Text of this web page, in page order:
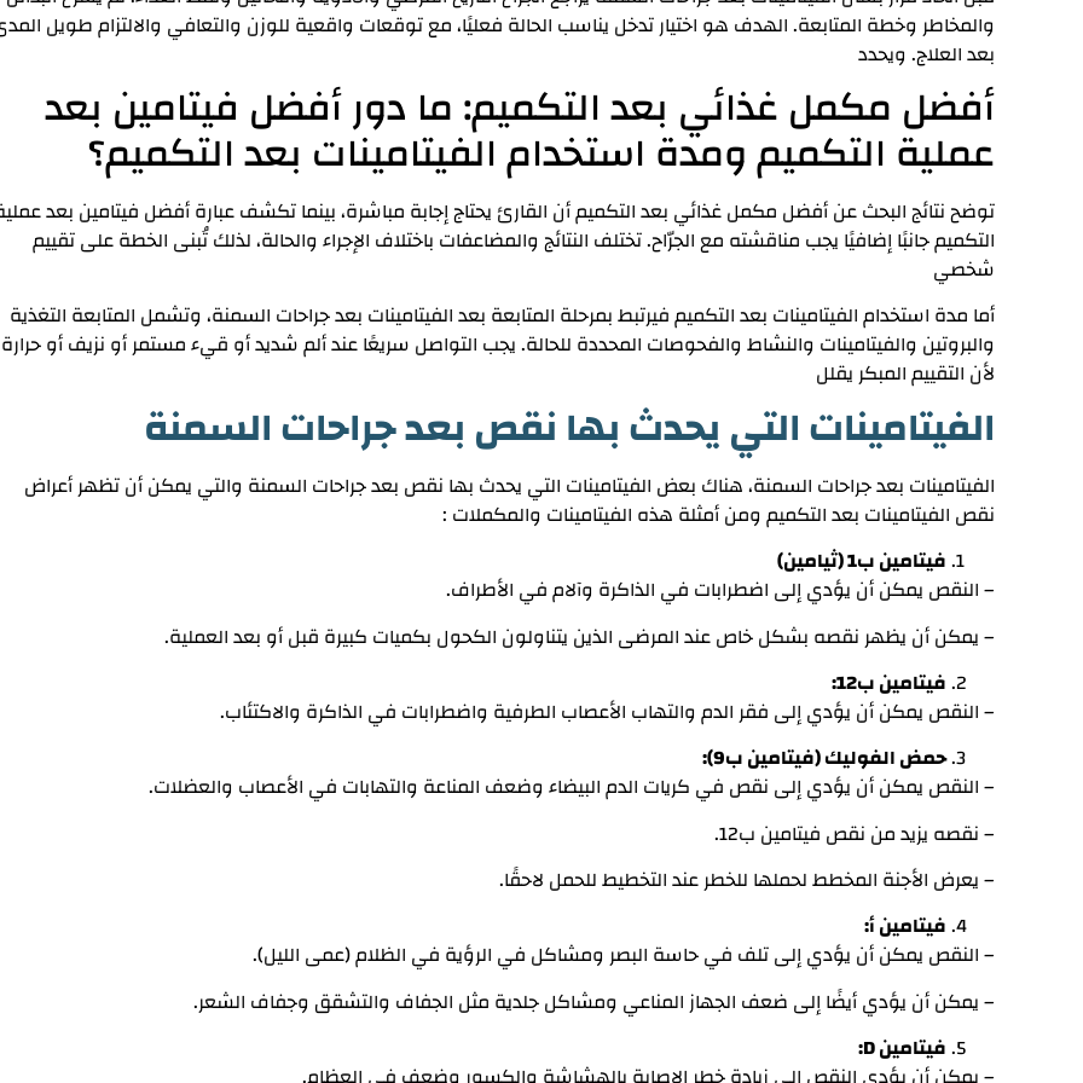
والمخاطر وخطة المتابعة. الهدف هو اختيار تدخل يناسب الحالة فعليًا، مع توقعات واقعية للوزن والتعافي والالتزام طويل
بعد العلاج. ويحدد
أفضل مكمل غذائي بعد التكميم: ما دور أفضل فيتامين بعد
عملية التكميم ومدة استخدام الفيتامينات بعد التكميم؟
توضح نتائج البحث عن أفضل مكمل غذائي بعد التكميم أن القارئ يحتاج إجابة مباشرة، بينما تكشف عبارة أفضل فيتامين بعد
التكميم جانبًا إضافيًا يجب مناقشته مع الجرّاح. تختلف النتائج والمضاعفات باختلاف الإجراء والحالة، لذلك تُبنى الخطة على تقييم
شخصي
أما مدة استخدام الفيتامينات بعد التكميم فيرتبط بمرحلة المتابعة بعد الفيتامينات بعد جراحات السمنة، وتشمل المتابعة التغذية
والبروتين والفيتامينات والنشاط والفحوصات المحددة للحالة. يجب التواصل سريعًا عند ألم شديد أو قيء مستمر أو نزيف أو
لأن التقييم المبكر يقلل
الفيتامينات التي يحدث بها نقص بعد جراحات السمنة
الفيتامينات بعد جراحات السمنة، هناك بعض الفيتامينات التي يحدث بها نقص بعد جراحات السمنة والتي يمكن أن تظهر أعراض
نقص الفيتامينات بعد التكميم ومن أمثلة هذه الفيتامينات والمكملات :
فيتامين ب1 (ثيامين)
– النقص يمكن أن يؤدي إلى اضطرابات في الذاكرة وآلام في الأطراف.
– يمكن أن يظهر نقصه بشكل خاص عند المرضى الذين يتناولون الكحول بكميات كبيرة قبل أو بعد العملية.
فيتامين ب12:
– النقص يمكن أن يؤدي إلى فقر الدم والتهاب الأعصاب الطرفية واضطرابات في الذاكرة والاكتئاب.
حمض الفوليك (فيتامين ب9):
– النقص يمكن أن يؤدي إلى نقص في كريات الدم البيضاء وضعف المناعة والتهابات في الأعصاب والعضلات.
– نقصه يزيد من نقص فيتامين ب12.
– يعرض الأجنة المخطط لحملها للخطر عند التخطيط للحمل لاحقًا.
فيتامين أ:
– النقص يمكن أن يؤدي إلى تلف في حاسة البصر ومشاكل في الرؤية في الظلام (عمى الليل).
– يمكن أن يؤدي أيضًا إلى ضعف الجهاز المناعي ومشاكل جلدية مثل الجفاف والتشقق وجفاف الشعر.
فيتامين D: